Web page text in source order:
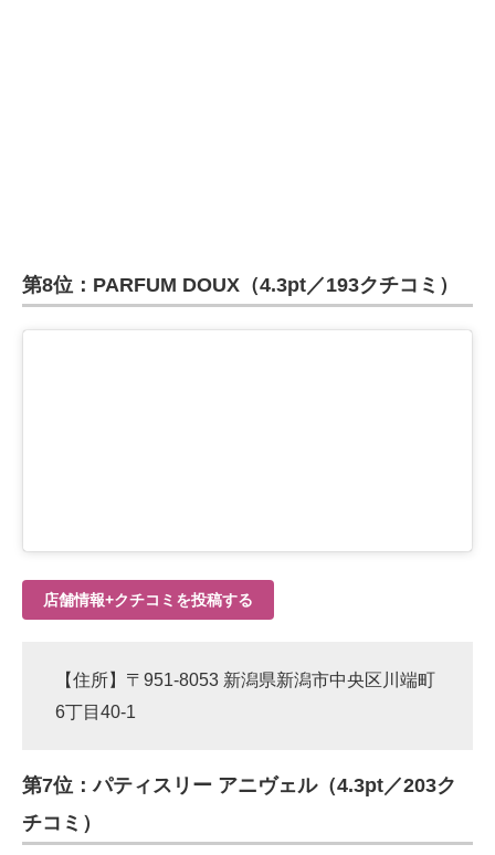
第8位：PARFUM DOUX（4.3pt／193クチコミ）
店舗情報+クチコミを投稿する
【住所】〒951-8053 新潟県新潟市中央区川端町
6丁目40-1
第7位：パティスリー アニヴェル（4.3pt／203ク
チコミ）